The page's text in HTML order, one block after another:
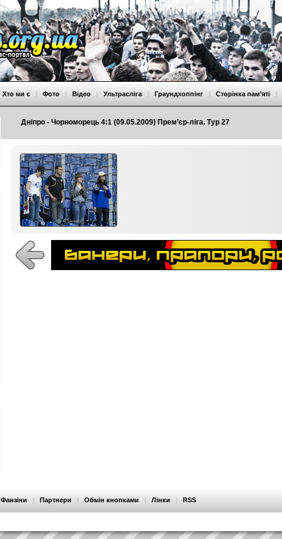
Дніпро - Чорноморець 4:1 (09.05.2009) Прем’єр-ліга. Тур 27
Хто ми є | Фото | Відео | Ультрасліга | Граундхоппінг | Сторінка пам’яті |
Фанзіни | Партнери | Обмін кнопками | Лінки | RSS